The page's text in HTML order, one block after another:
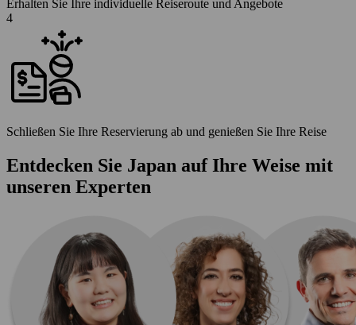
Erhalten Sie Ihre individuelle Reiseroute und Angebote
4
Schließen Sie Ihre Reservierung ab und genießen Sie Ihre Reise
Entdecken Sie Japan auf Ihre Weise mit
unseren Experten